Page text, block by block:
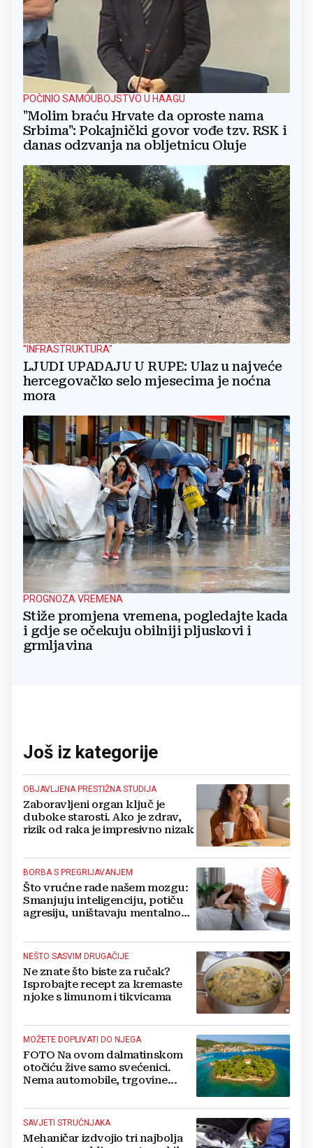
POČINIO SAMOUBOJSTVO U HAAGU
"Molim braću Hrvate da oproste nama
Srbima": Pokajnički govor vođe tzv. RSK i
danas odzvanja na obljetnicu Oluje
"INFRASTRUKTURA"
LJUDI UPADAJU U RUPE: Ulaz u najveće
hercegovačko selo mjesecima je noćna
mora
PROGNOZA VREMENA
Stiže promjena vremena, pogledajte kada
i gdje se očekuju obilniji pljuskovi i
grmljavina
Još iz kategorije
OBJAVLJENA PRESTIŽNA STUDIJA
Zaboravljeni organ ključ je
duboke starosti. Ako je zdrav,
rizik od raka je impresivno nizak
BORBA S PREGRIJAVANJEM
Što vrućne rade našem mozgu:
Smanjuju inteligenciju, potiču
agresiju, uništavaju mentalno
NEŠTO SASVIM DRUGAČIJE
Ne znate što biste za ručak?
Isprobajte recept za kremaste
njoke s limunom i tikvicama
MOŽETE DOPLIVATI DO NJEGA
FOTO Na ovom dalmatinskom
otočiću žive samo svećenici.
Nema automobile, trgovine...
SAVJETI STRUČNJAKA
Mehaničar izdvojio tri najbolja